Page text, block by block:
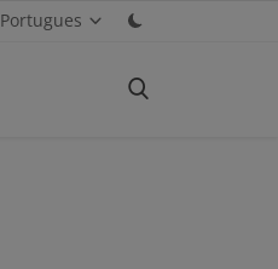
Portugues